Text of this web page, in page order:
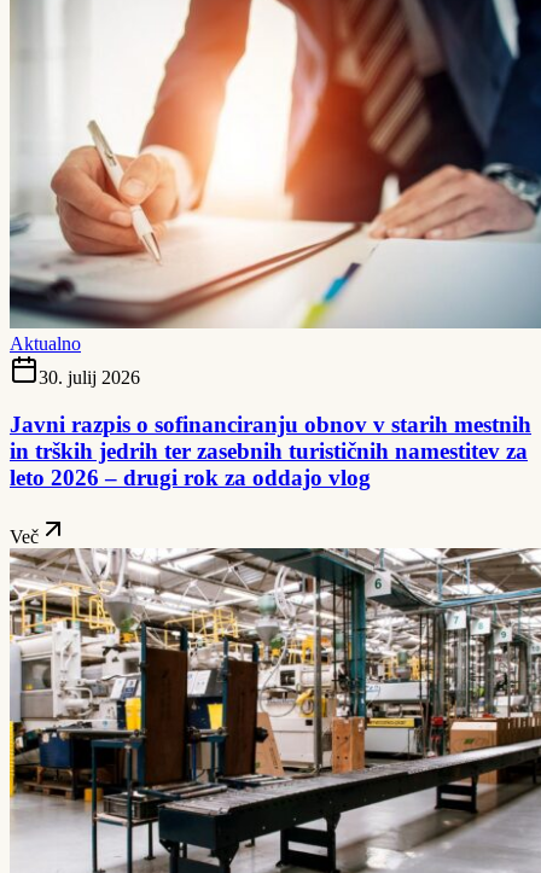
Aktualno
30. julij 2026
Javni razpis o sofinanciranju obnov v starih mestnih
in trških jedrih ter zasebnih turističnih namestitev za
leto 2026 – drugi rok za oddajo vlog
Več